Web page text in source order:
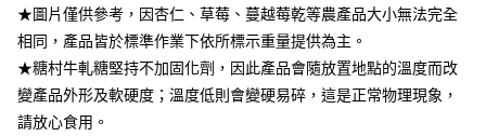
2.透過簡訊連結打開帳單後，可選擇「超商條碼／台灣大直營門市／銀行轉
帳／街口支付／iPASS MONEY」等通路繳費。
【注意事項】
1.本服務係由「台灣大哥大股份有限公司」（以下簡稱本公司）所提供，讓
用戶於交易時，得透過本服務購買商品或服務，並由商店將買賣／分期付款
１．於結帳方式選擇「AFTEE先享後付」後，將跳轉至「AFTEE先享後付」
２．訂單成立數日內，您將收到繳費通知簡訊。
３．收到繳費通知簡訊後14天內，點擊此簡訊中的連結，可透過四大超商／
ATM／網路銀行／等多元方式進行付款，方視為交易完成。
※ 請注意：結帳手續完成當下不需立刻繳費，但若您需要取消訂單，請聯絡
購買商品的店家。未經商家同意取消之訂單仍視為有效，需透過AFTEE先享
京站台北店客服中心(1F星巴克旁)
★圖片僅供參考，因杏仁、草莓、蔓越莓乾等農產品大小無法完全
相同，產品皆於標準作業下依所標示重量提供為主。
★糖村牛軋糖堅持不加固化劑，因此產品會隨放置地點的溫度而改
變產品外形及軟硬度；溫度低則會變硬易碎，這是正常物理現象，
請放心食用。